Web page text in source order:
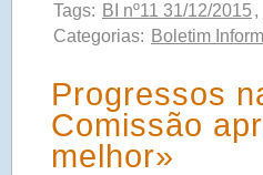
Tags: BI nº11 31/12/2015 ,
Categorias: Boletim
Progressos
Comissão
melhor»